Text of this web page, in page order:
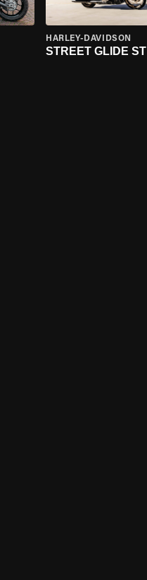
HARLEY-DAVIDSON
STREET GLIDE ST